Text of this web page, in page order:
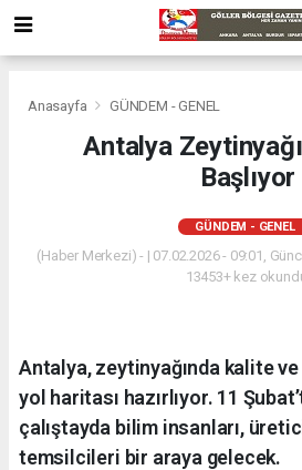
Anasayfa GÜNDEM - GENEL
Antalya
Başlıyor
GÜNDEM - GENEL
(Haber Merkezi) - | 07.02.2026 - 09:01,
13453+ kez
Antalya, zeytinyağında kalite
yol haritası hazırlıyor. 11
çalıştayda bilim insanları,
temsilcileri bir araya gelecek.